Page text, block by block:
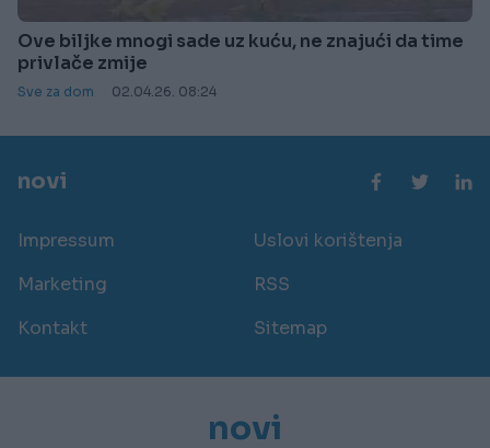
Ove biljke mnogi sade uz kuću, ne znajući da time
privlače zmije
Sve za dom 02.04.26. 08:24
novi
Impressum
Uslovi korištenja
Marketing
RSS
Kontakt
Sitemap
novi